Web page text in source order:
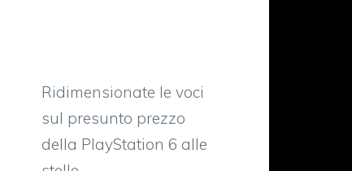
Ridimensionate le voci
sul presunto prezzo
della PlayStation 6 alle